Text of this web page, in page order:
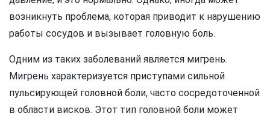
возникнуть проблема, которая приводит к нарушению
работы сосудов и вызывает головную боль.
Одним из таких заболеваний является мигрень.
Мигрень характеризуется приступами сильной
пульсирующей головной боли, часто сосредоточенной
в области висков. Этот тип головной боли может